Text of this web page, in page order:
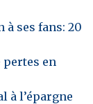
ses fans: 20
en
à l’épargne